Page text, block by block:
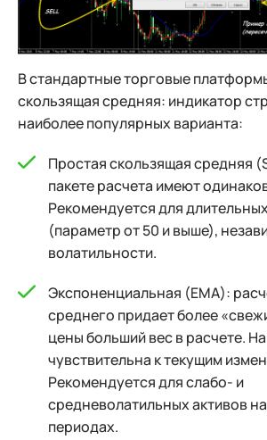
В стандартные торговые
скользящая средняя: индикатор
наиболее популярных варианта:
Простая скользящая средняя
пакете расчета имеют
Рекомендуется для
(параметр от 50 и выше),
волатильности.
Экспоненциальная (EMA):
среднего придает более
цены больший вес в расчете.
чувствительна к текущим
Рекомендуется для слабо- и
средневолатильных активов
периодах.